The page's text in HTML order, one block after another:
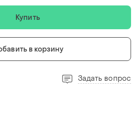
Купить
в корзину
Задать вопрос